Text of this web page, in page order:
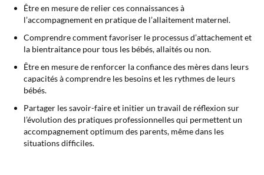
Être en mesure de relier ces connaissances à
l’accompagnement en pratique de l’allaitement maternel.
Comprendre comment favoriser le processus d’attachement et
la bientraitance pour tous les bébés, allaités ou non.
Être en mesure de renforcer la confiance des mères dans leurs
capacités à comprendre les besoins et les rythmes de leurs
bébés.
Partager les savoir-faire et initier un travail de réflexion sur
l’évolution des pratiques professionnelles qui permettent un
accompagnement optimum des parents, même dans les
situations difficiles.